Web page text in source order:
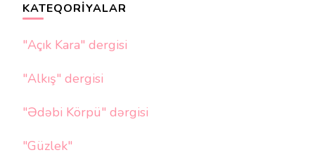
KATEQORIYALAR
"Açık Kara" dergisi
"Alkış" dergisi
"Ədəbi Körpü" dərgisi
"Güzlek"